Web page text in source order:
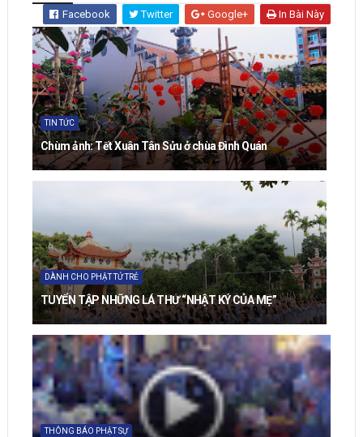
Facebook Twitter Google+ In Bài Này
TIN TỨC
Chùm ảnh: Tết Xuân Tân Sửu ở chùa Đình Quán
DÀNH CHO PHẬT TỬ TRẺ
TUYỂN TẬP NHỮNG LÁ THƯ “NHẬT KÝ CỦA MẸ”
THÔNG BÁO PHẬT SỰ